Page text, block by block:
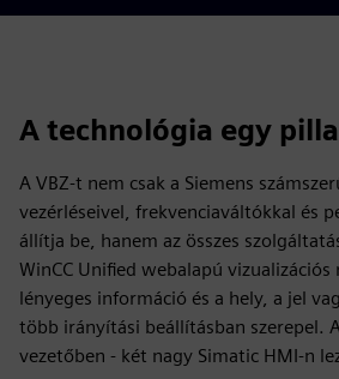
A technológia egy
A VBZ-t nem csak a Siemens
vezérléseivel, frekvenciaváltókkal és
állítja be, hanem az összes
WinCC Unified webalapú
lényeges információ és a hely, a jel
több irányítási beállításban szerepel.
vezetőben - két nagy Simatic HMI-n